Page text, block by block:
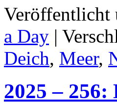
Veröffentlicht
a Day |
Deich, Meer,
2025 –